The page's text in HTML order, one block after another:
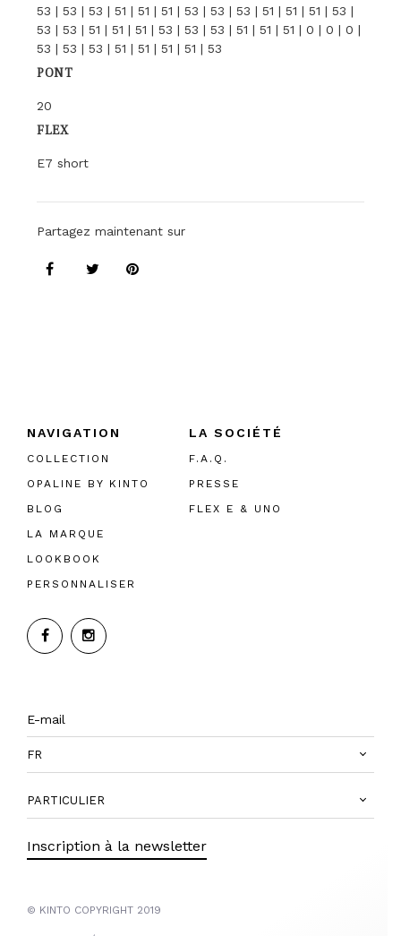
53 | 53 | 53 | 51 | 51 | 51 | 53 | 53 | 53 | 51 | 51 | 51 | 53 |
53 | 53 | 51 | 51 | 51 | 53 | 53 | 53 | 51 | 51 | 51 | 0 | 0 | 0 |
53 | 53 | 53 | 51 | 51 | 51 | 51 | 53
PONT
20
FLEX
E7 short
Partagez maintenant sur
NAVIGATION
COLLECTION
OPALINE BY KINTO
BLOG
LA MARQUE
LOOKBOOK
PERSONNALISER
LA SOCIÉTÉ
F.A.Q.
PRESSE
FLEX E & UNO
FR
PARTICULIER
Inscription à la newsletter
© KINTO COPYRIGHT 2019